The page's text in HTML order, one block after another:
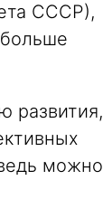
СССР),
развития,
можно